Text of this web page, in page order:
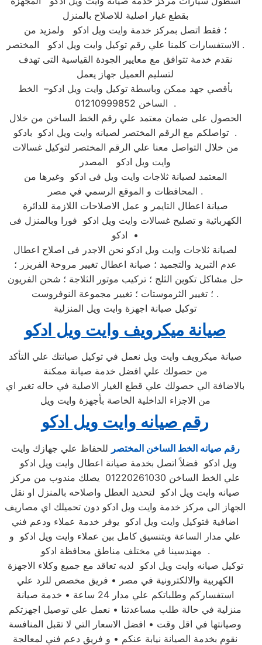
بقطع غيار اصلية للاصلاح بالمنزل
؛ فقط اتصل بمركز خدمة وايت ويل ادكو ولمزيد من
الاستفسارات كلمنا علي رقم توكيل وايت ويل ادكو المختصر .
نقدم خدمة تتوافق مع معايير الجودة القياسية التى تهدف
لتسليم العميل جهاز يعمل
بأقصي جهد ممكن وباسطة توكيل وايت ويل ادكو– الخط
الساخن 01210999852 .
الحصول على ضمان معتمد علي رقم الخط الساخن من خلال
تواصلكم مع الرقم المختصر لصيانه وايت ويل ادكو بادكو .
من خلال التواصل معنا علي الرقم المختصر لتوكيل غسالات
وايت ويل ادكو المصدر
المعتمد لصيانة ثلاجات وايت ويل فى ادكو وغيرها من
المحافظات و الموقع الرسمي في مصر .
صيانة اعطال التايمر و عمل الاصلاحات اللازمة للدائرة
الكهربائية و تصليح غسالات وايت ويل ادكو فورا وبالمنزل فى
ادكو •
لصيانة ثلاجات وايت ويل ادكو نحن الاجدر فى اصلاح اعطال
عدم التبريد والتجميد ؛ صيانة اعطال تغيير مروحة الفريزر ؛
حل مشاكل تكوين الثلج ؛ تركيب موتور الثلاجة ؛ شحن الفريون
؛ تغيير الثرموستات ؛ تغيير مجموعة النوفروست .
توكيل صيانة اجهزة وايت ويل المنزلية
صيانة ميكرويف وايت ويل ادكو
صيانة ميكرويف وايت ويل نعمل في توكيل صيانتك علي التأكد
من حصولك علي افضل خدمة صيانة ممكنة
بالاضافة الي حصولك علي قطع الغيار الاصلية في حاله تغير اي
من الاجزاء الداخلية الخاصة بأجهزة وايت ويل
رقم صيانه وايت ويل ادكو
رقم صيانه الخط الساخن المختصر للحفاظ علي جهازك وايت
ويل ادكو فضلاً اتصل بخدمة صيانة اعطال وايت ويل ادكو
علي الخط الساخن 01220261030 يصلك مندوب من مركز
صيانه وايت ويل ادكو لتحديد العطل واصلاحه بالمنزل او نقل
الجهاز الى مركز خدمة وايت ويل ادكو دون تحميلك اي مصاريف
اضافية فتوكيل وايت ويل ادكو يوفر خدمة عملاء ودعم فني
علي مدار الساعة وبتنسيق كامل بين عملاء وايت ويل ادكو و
مهندسينا في مختلف مناطق محافظة ادكو .
توكيل صيانه وايت ويل ادكو لديه تعاقد مع جميع وكلاء الاجهزة
الكهربية والالكترونية في مصر • فريق مخصص للرد علي
استفساركم وطلباتكم علي مدار 24 ساعة • خدمة صيانة
منزلية في حالة طلب مساعدتنا • نعمل علي توصيل اجهزتكم
وصيانتها في اقل وقت • افضل الاسعار التي لا تقبل المنافسة
نقوم بخدمة الصيانة نيابة عنكم • و فريق دعم فني لمعالجة